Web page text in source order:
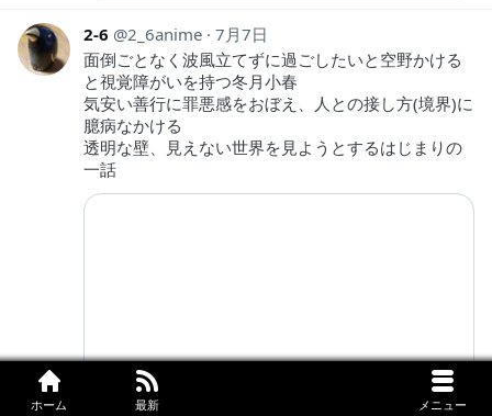
ホーム 最新 メニュー
2-6 2_6anime 7月7日
面倒ごとなく波風立てずに過ごしたいと空野かける
と視覚障がいを持つ冬月小春
気安い善行に罪悪感をおぼえ、人との接し方(境界)に
臆病なかける
透明な壁、見えない世界を見ようとするはじまりの
一話